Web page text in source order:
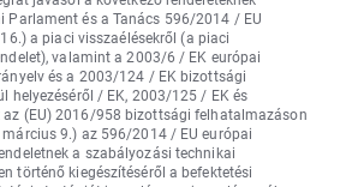
Parlament és a Tanács 596/2014 / EU
a piaci visszaélésekről (a piaci
valamint a 2003/6 / EK európai
és a 2003/124 / EK bizottsági
helyezéséről / EK, 2003/125 / EK és
(EU) 2016/958 bizottsági felhatalmazáson
9.) az 596/2014 / EU európai
a szabályozási technikai
történő kiegészítéséről a befektetési